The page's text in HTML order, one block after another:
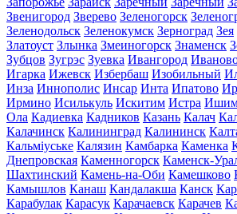
Звенигород Зверево Зеленогорск
Зеленодольск Зеленокумск Зерноград Зея
Златоуст Злынка Змеиногорск Знаменск
Зубцов Зугрэс Зуевка Ивангород
Игарка Ижевск Избербаш Изобильный
Инза Иннополис Инсар Инта Ипатово
Ирмино Исилькуль Искитим Истра
Ола Кадиевка Кадников Казань Калач
Калачинск Калининград Калининск
Кальміуське Калязин Камбарка Каменка
Днепровская Каменногорск Каменск-
Шахтинский Камень-на-Оби Камешково
Камышлов Канаш Кандалакша Канск
Карабулак Карасук Карачаевск Карачев